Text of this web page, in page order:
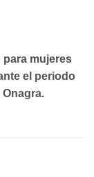
mujeres
el periodo